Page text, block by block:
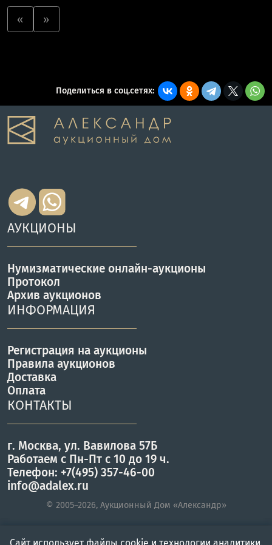
« »
Поделиться в соц.сетях:
АУКЦИОНЫ
Нумизматические онлайн-аукционы
Протокол
Архив аукционов
ИНФОРМАЦИЯ
Регистрация на аукционы
Правила аукционов
Доставка
Оплата
КОНТАКТЫ
г. Москва, ул. Вавилова 57Б
Работаем с Пн-Пт с 10 до 19 ч.
Телефон: +7(495) 357-46-00
info@adalex.ru
© 2005–2026, Аукционный Дом «Александр»